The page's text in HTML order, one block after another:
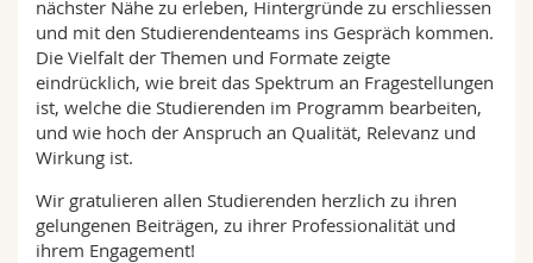
nächster Nähe zu erleben, Hintergründe zu erschliessen
und mit den Studierendenteams ins Gespräch kommen.
Die Vielfalt der Themen und Formate zeigte
eindrücklich, wie breit das Spektrum an Fragestellungen
ist, welche die Studierenden im Programm bearbeiten,
und wie hoch der Anspruch an Qualität, Relevanz und
Wirkung ist.
Wir gratulieren allen Studierenden herzlich zu ihren
gelungenen Beiträgen, zu ihrer Professionalität und
ihrem Engagement!